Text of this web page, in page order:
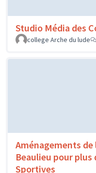
Studio Média des
college Arche du lude
Aménagements
Beaulieu pour
Sportives